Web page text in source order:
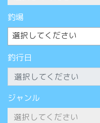
釣場
選択してください
釣行日
ジャンル